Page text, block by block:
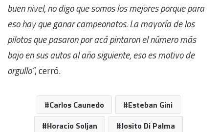
buen nivel, no digo que somos los mejores porque para
eso hay que ganar campeonatos. La mayoría de los
pilotos que pasaron por acá pintaron el número más
bajo en sus autos al año siguiente, eso es motivo de
orgullo”, cerró.
Carlos Caunedo
Esteban Gini
Horacio Soljan
Josito Di Palma